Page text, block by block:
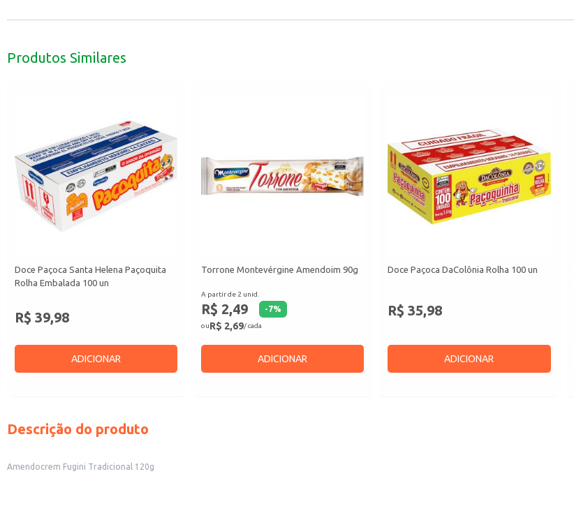
Produtos Similares
Doce Paçoca Santa Helena Paçoquita
Rolha Embalada 100 un
R$ 39,98
ADICIONAR
Torrone Montevérgine Amendoim 90g
A partir de 2 unid.
R$ 2,49 -7%
ouR$ 2,69/ cada
ADICIONAR
Doce Paçoca DaColônia Rolha 100 un
R$ 35,98
ADICIONAR
Descrição do produto
Amendocrem Fugini Tradicional 120g